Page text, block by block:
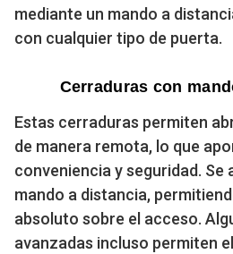
mediante un mando a
con cualquier tipo de puerta.
Cerraduras con
Estas cerraduras permiten
de manera remota, lo que
conveniencia y seguridad. Se
mando a distancia,
absoluto sobre el acceso.
avanzadas incluso permiten